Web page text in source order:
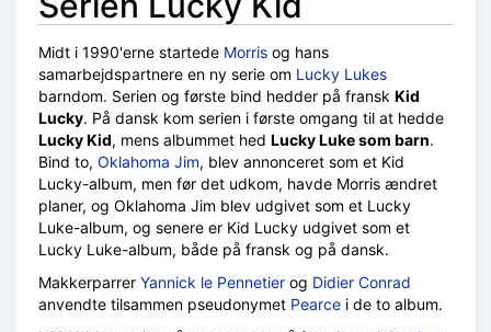
Midt i 1990'erne startede Morris og hans
samarbejdspartnere en ny serie om Lucky Lukes
barndom. Serien og første bind hedder på fransk Kid
Lucky. På dansk kom serien i første omgang til at hedde
Lucky Kid, mens albummet hed Lucky Luke som barn.
Bind to, Oklahoma Jim, blev annonceret som et Kid
Lucky-album, men før det udkom, havde Morris ændret
planer, og Oklahoma Jim blev udgivet som et Lucky
Luke-album, og senere er Kid Lucky udgivet som et
Lucky Luke-album, både på fransk og på dansk.
Makkerparrer Yannick le Pennetier og Didier Conrad
anvendte tilsammen pseudonymet Pearce i de to album.